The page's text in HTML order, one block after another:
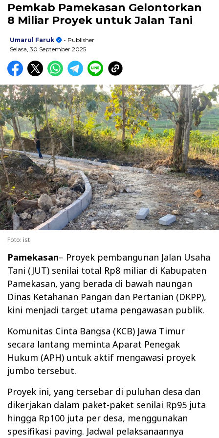
Pemkab Pamekasan Gelontorkan
8 Miliar Proyek untuk Jalan Tani ‎
Umarul Faruk
- Publisher
Selasa, 30 September 2025
Foto: ist
Pamekasan– Proyek pembangunan Jalan Usaha
Tani (JUT) senilai total Rp8 miliar di Kabupaten
Pamekasan, yang berada di bawah naungan
Dinas Ketahanan Pangan dan Pertanian (DKPP),
kini menjadi target utama pengawasan publik.
‎Komunitas Cinta Bangsa (KCB) Jawa Timur
secara lantang meminta Aparat Penegak
Hukum (APH) untuk aktif mengawasi proyek
jumbo tersebut.‎
‎Proyek ini, yang tersebar di puluhan desa dan
dikerjakan dalam paket-paket senilai Rp95 juta
hingga Rp100 juta per desa, menggunakan
spesifikasi paving. Jadwal pelaksanaannya